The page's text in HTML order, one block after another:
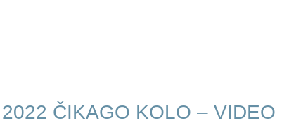
ČIKAGO KOLO – VIDEO